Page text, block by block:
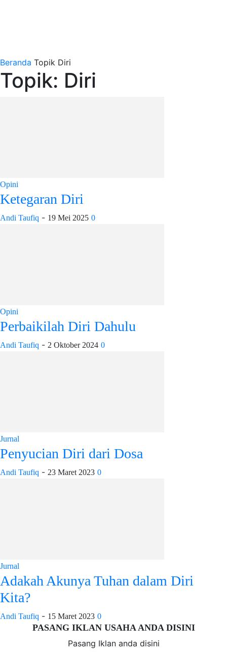
Beranda Topik Diri
Topik: Diri
Opini
Ketegaran Diri
Andi Taufiq - 19 Mei 2025 0
Opini
Perbaikilah Diri Dahulu
Andi Taufiq - 2 Oktober 2024 0
Jurnal
Penyucian Diri dari Dosa
Andi Taufiq - 23 Maret 2023 0
Jurnal
Adakah Akunya Tuhan dalam Diri
Kita?
Andi Taufiq - 15 Maret 2023 0
PASANG IKLAN USAHA ANDA DISINI
Pasang Iklan anda disini